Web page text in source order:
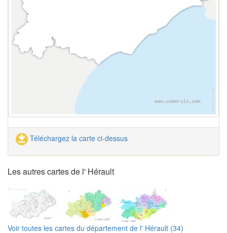
Téléchargez la carte ci-dessus
Les autres cartes de l' Hérault
Voir toutes les cartes du département de l' Hérault (34)